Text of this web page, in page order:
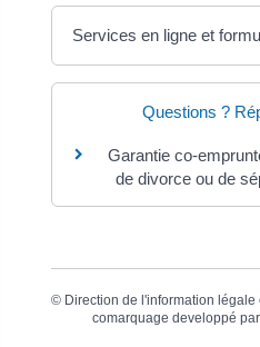
Services en ligne et
Questions ?
Garantie co-
de divorce ou de
© Direction de l'information légale
comarquage developpé